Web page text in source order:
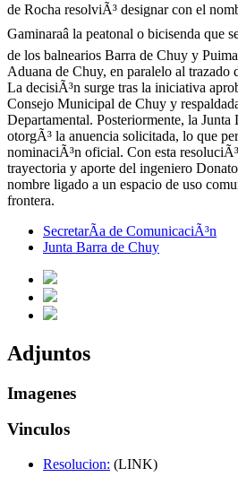
de Rocha resolviÃ³ designar con el
Gaminaraâ la peatonal o bicisenda que
de los balnearios Barra de Chuy y
Aduana de Chuy, en paralelo al trazado
La decisiÃ³n surge tras la iniciativa
Consejo Municipal de Chuy y
Departamental. Posteriormente, la Junta
otorgÃ³ la anuencia solicitada, lo que
nominaciÃ³n oficial. Con esta
trayectoria y aporte del ingeniero
nombre ligado a un espacio de uso
frontera.
SecretarÃ­a de ComunicaciÃ³n
Junta Barra de Chuy
Adjuntos
Imagenes
Vinculos
Resolucion: (LINK)